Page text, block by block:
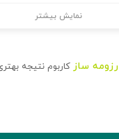
نمایش بیشتر
رزومه ساز کاربوم نتیجه